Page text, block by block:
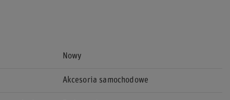
Nowy
Akcesoria samochodowe